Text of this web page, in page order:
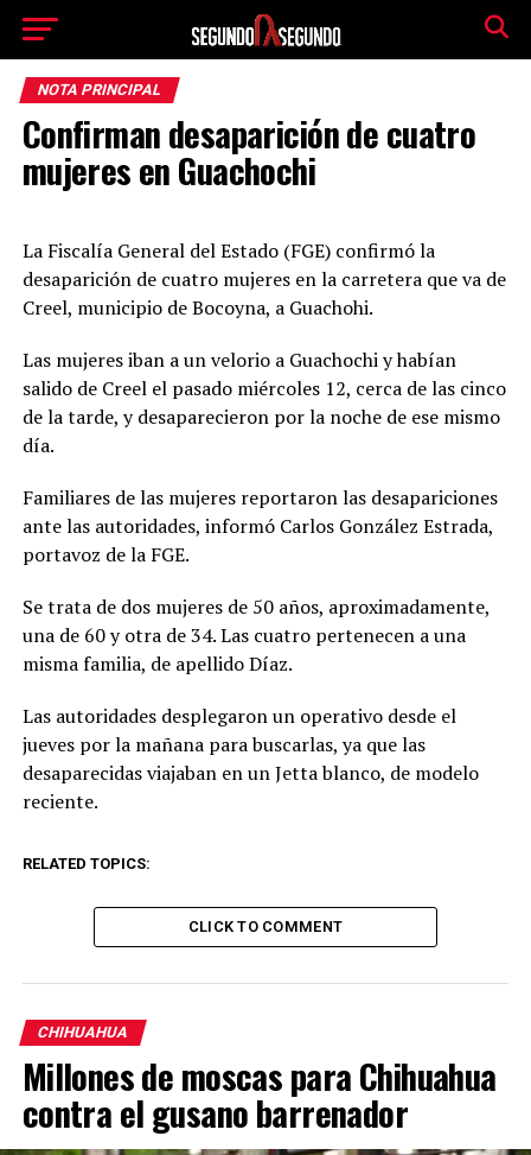
NOTA PRINCIPAL
Confirman desaparición de cuatro
mujeres en Guachochi
La Fiscalía General del Estado (FGE) confirmó la
desaparición de cuatro mujeres en la carretera que va de
Creel, municipio de Bocoyna, a Guachohi.
Las mujeres iban a un velorio a Guachochi y habían
salido de Creel el pasado miércoles 12, cerca de las cinco
de la tarde, y desaparecieron por la noche de ese mismo
día.
Familiares de las mujeres reportaron las desapariciones
ante las autoridades, informó Carlos González Estrada,
portavoz de la FGE.
Se trata de dos mujeres de 50 años, aproximadamente,
una de 60 y otra de 34. Las cuatro pertenecen a una
misma familia, de apellido Díaz.
Las autoridades desplegaron un operativo desde el
jueves por la mañana para buscarlas, ya que las
desaparecidas viajaban en un Jetta blanco, de modelo
reciente.
RELATED TOPICS:
CLICK TO COMMENT
CHIHUAHUA
Millones de moscas para Chihuahua
contra el gusano barrenador